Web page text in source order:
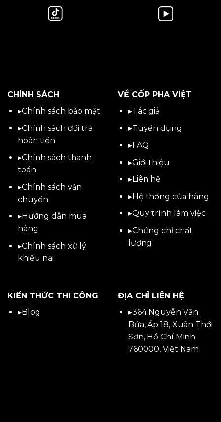
CHÍNH SÁCH
▸Chính sách bảo mật
▸Chính sách đổi trả
hoàn tiền
▸Chính sách thanh
toán
▸Chính sách vận
chuyển
▸Hướng dẫn mua
hàng
▸Chính sách xử lý
khiếu nại
VỀ CỐP PHA VIỆT
▸Tác giả
▸Tuyển dụng
▸FAQ
▸Giới thiệu
▸Liên hệ
▸Hệ thống của hàng
▸Quy trình làm việc
▸Chứng chỉ chất
lượng
KIẾN THỨC THI CÔNG
▸Blog
ĐỊA CHỈ LIÊN HỆ
▸364 Nguyễn Văn
Bứa, Ấp 18, Xuân Thới
Sơn, Hồ Chí Minh
760000, Việt Nam